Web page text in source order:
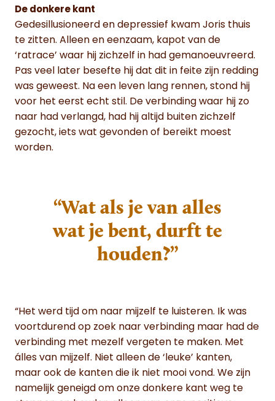
De donkere kant
Gedesillusioneerd en depressief kwam Joris thuis
te zitten. Alleen en eenzaam, kapot van de
‘ratrace’ waar hij zichzelf in had gemanoeuvreerd.
Pas veel later besefte hij dat dit in feite zijn redding
was geweest. Na een leven lang rennen, stond hij
voor het eerst echt stil. De verbinding waar hij zo
naar had verlangd, had hij altijd buiten zichzelf
gezocht, iets wat gevonden of bereikt moest
worden.
“Wat als je van alles
wat je bent, durft te
houden?”
“Het werd tijd om naar mijzelf te luisteren. Ik was
voortdurend op zoek naar verbinding maar had de
verbinding met mezelf vergeten te maken. Met
álles van mijzelf. Niet alleen de ‘leuke’ kanten,
maar ook de kanten die ik niet mooi vond. We zijn
namelijk geneigd om onze donkere kant weg te